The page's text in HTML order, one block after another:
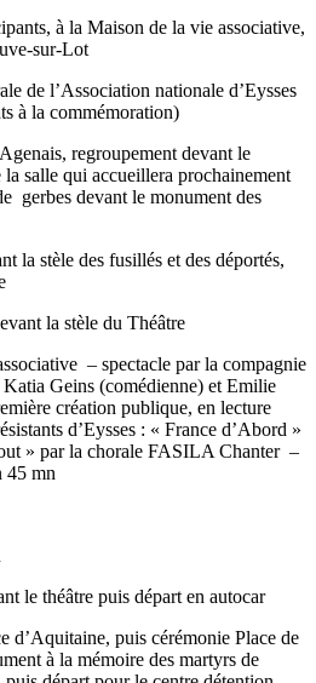
à la Maison de la vie associative,
sur-Lot
de l’Association nationale d’Eysses
à la commémoration)
regroupement devant le
salle qui accueillera prochainement
gerbes devant le monument des
la stèle des fusillés et des déportés,
la stèle du Théâtre
– spectacle par la compagnie
Geins (comédienne) et Emilie
création publique, en lecture
d’Eysses : « France d’Abord »
» par la chorale FASILA Chanter –
45 mn
le théâtre puis départ en autocar
d’Aquitaine, puis cérémonie Place de
à la mémoire des martyrs de